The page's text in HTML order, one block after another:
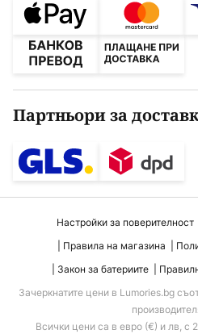
Партньори за
Настройки за поверителност
Правила на магазина
Закон за батериите
Зачеркнатите цени в Lumories.bg
Всички цени са в евро (€) и лв, с